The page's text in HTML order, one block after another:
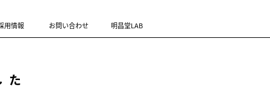
用情報 お問い合わせ 明昌堂LAB